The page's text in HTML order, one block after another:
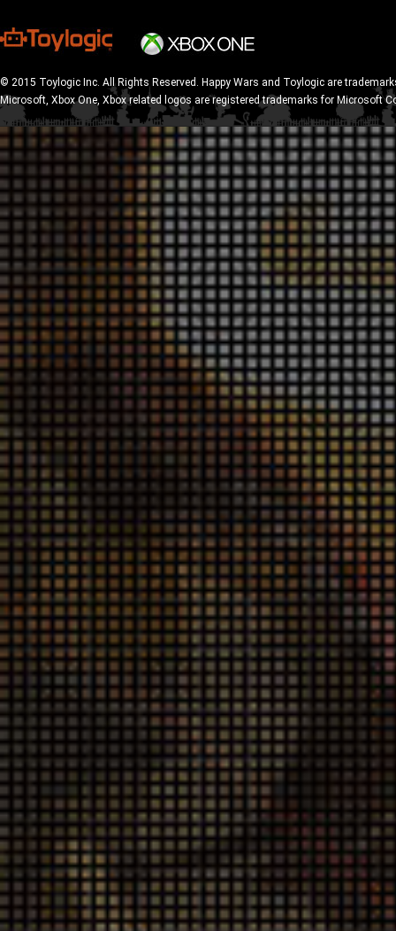
© 2015 Toylogic Inc. All Rights Reserved. Happy Wars and Toylogic are
Microsoft, Xbox One, Xbox related logos are registered trademarks for Microsoft